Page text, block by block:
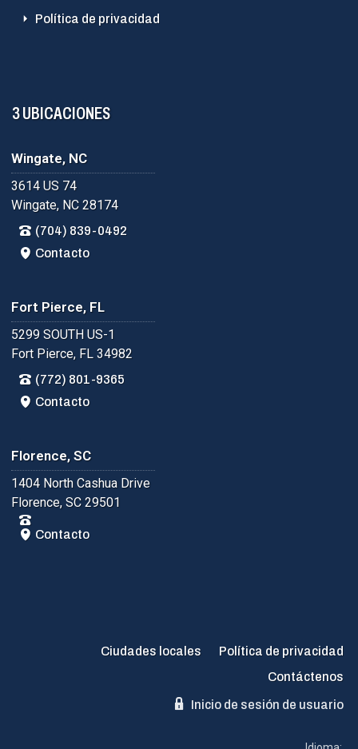
Política de privacidad
3 UBICACIONES
Wingate, NC
3614 US 74
Wingate, NC 28174
(704) 839-0492
Contacto
Fort Pierce, FL
5299 SOUTH US-1
Fort Pierce, FL 34982
(772) 801-9365
Contacto
Florence, SC
1404 North Cashua Drive
Florence, SC 29501
Contacto
Ciudades locales
Política de privacidad
Contáctenos
Inicio de sesión de usuario